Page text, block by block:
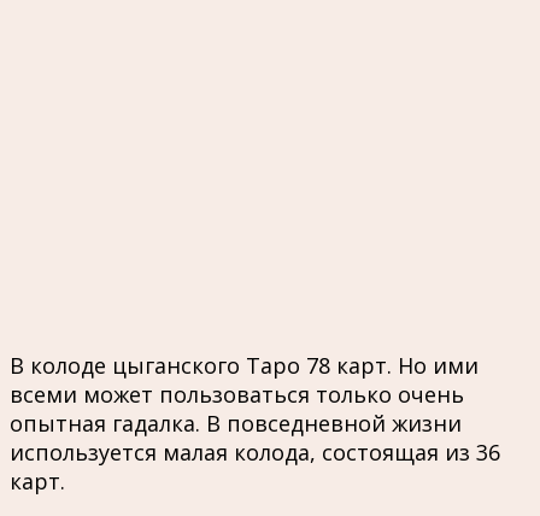
В колоде цыганского Таро 78 карт. Но ими
всеми может пользоваться только очень
опытная гадалка. В повседневной жизни
используется малая колода, состоящая из 36
карт.